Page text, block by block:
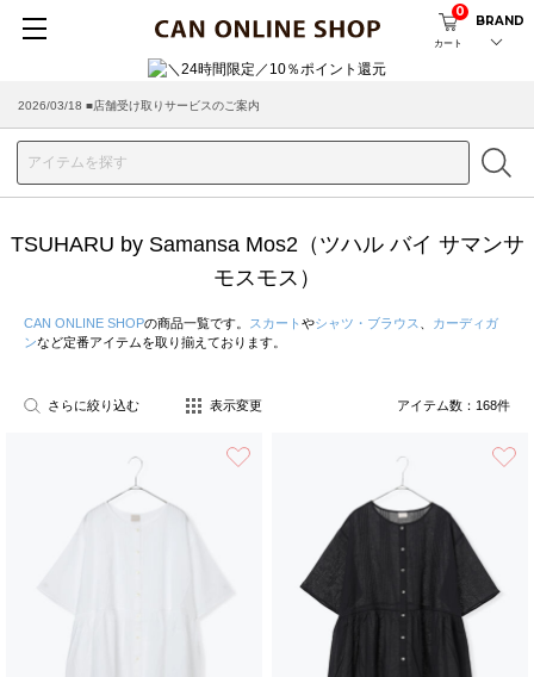
カート
0
BRAND
2026/08/04 ■8/13(木)AM2:00～サイトメンテナンス実施のお知らせ
TSUHARU by Samansa Mos2（ツハル バイ サマンサ
モスモス）
CAN ONLINE SHOPの商品一覧です。 スカート やシャツ・ブラウス
カーディガ
ンなど定番アイテムを取り揃えております。
さらに絞り込む 表示変更 アイテム数： 168件